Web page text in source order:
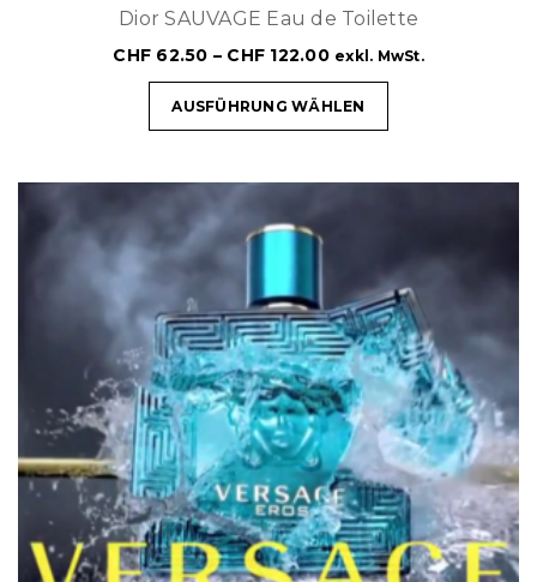
Dior SAUVAGE Eau de Toilette
CHF 62.50 – CHF 122.00 exkl. MwSt.
AUSFÜHRUNG WÄHLEN